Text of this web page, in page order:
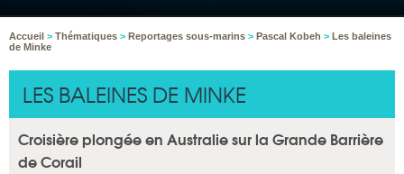
Accueil > Thématiques > Reportages sous-marins > Pascal Kobeh > Les baleines
de Minke
LES BALEINES DE MINKE
Croisière plongée en Australie sur la Grande Barrière
de Corail